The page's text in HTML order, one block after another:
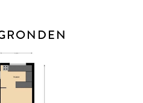
opgesteld conform het meest
door de NVM, de
Eigen Huis en aangevuld
waaronder (maar niet